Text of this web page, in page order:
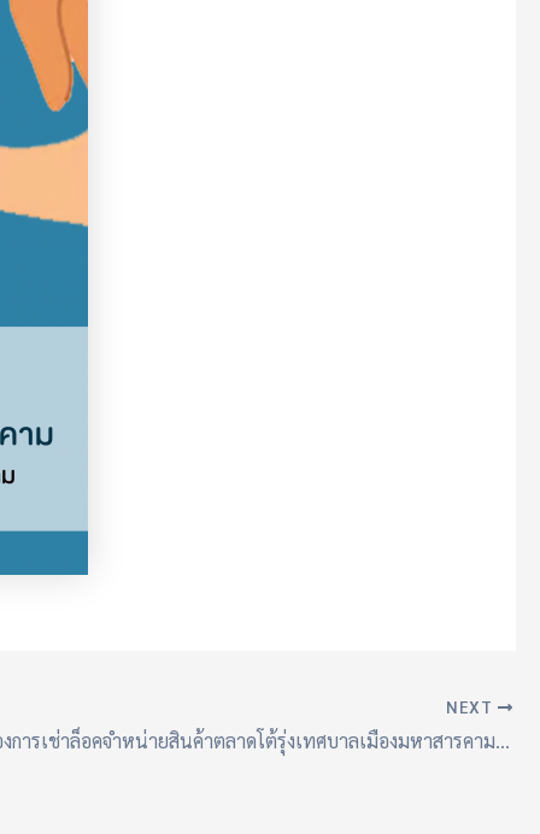
NEXT
ประกาศ เรื่องการเช่าล็อคจำหน่ายสินค้าตลาดโต้รุ่งเทศบาลเมืองมหาสารคาม ประจำปี พ.ศ.2568